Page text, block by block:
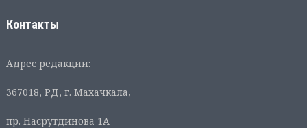
Контакты
Адрес редакции:
367018, РД, г. Махачкала,
пр. Насрутдинова 1А